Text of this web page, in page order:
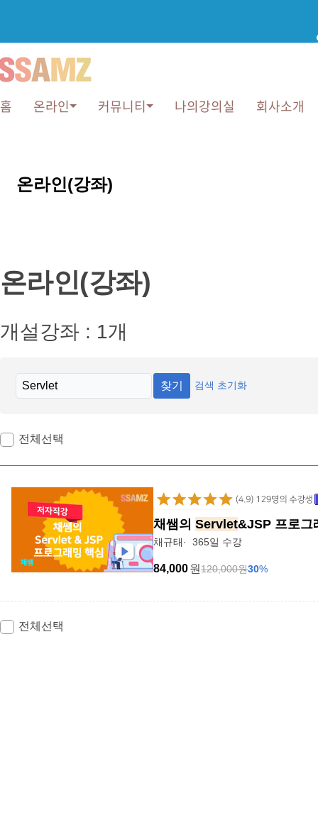
홈 온라인 커뮤니티 나의강의실 회사소개
온
(강
좌)
온라인(강좌)
온라인(강좌)
개설강좌 : 1개
찾기 검색 초기화
전체선택
채쌤의 Servlet&JSP 프로그
채규태 365일 수강
84,000원120,000원30%
전체선택